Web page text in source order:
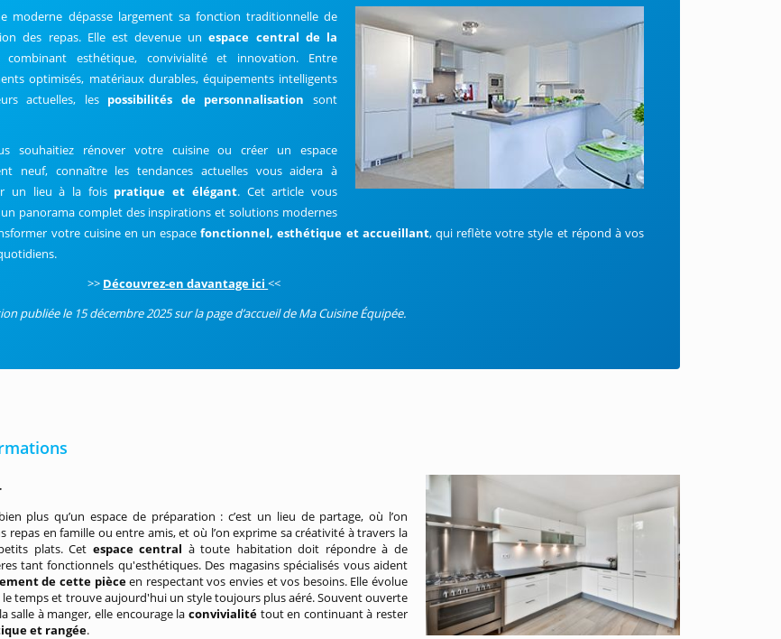
moderne dépasse largement sa fonction traditionnelle de
des repas. Elle est devenue unespace central de la
combinant esthétique, convivialité et innovation. Entre
optimisés, matériaux durables, équipements intelligents
actuelles, les possibilités de personnalisationsont
souhaitiez rénover votre cuisine ou créer un espace
neuf, connaître les tendances actuelles vous aidera à
un lieu à la fois pratique et élégant. Cet article vous
panorama complet des inspirations et solutions modernes
votre cuisine en un espacefonctionnel, esthétique et accueillant, qui reflète votre style et répond à vos
Découvrez-en davantage ici<<
publiée le 15 décembre 2025 sur la page d’accueil de Ma Cuisine Équipée.
plus qu’un espace de préparation : c’est un lieu de partage, où l’on
repas en famille ou entre amis, et où l’on exprime sa créativité à travers la
plats. Cet espace central à toute habitation doit répondre à de
tant fonctionnels qu'esthétiques. Des magasins spécialisés vous aident
de cette pièceen respectant vos envies et vos besoins. Elle évolue
le temps et trouve aujourd'hui un style toujours plus aéré. Souvent ouverte
salle à manger, elle encourage la convivialité tout en continuant à rester
et rangée.